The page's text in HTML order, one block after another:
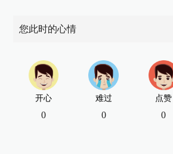
您此时的心情
开心
0
难过
0
点赞
0